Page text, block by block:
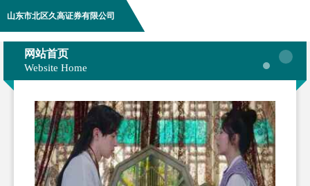
山东市北区久高证券有限公司
网站首页
Website Home